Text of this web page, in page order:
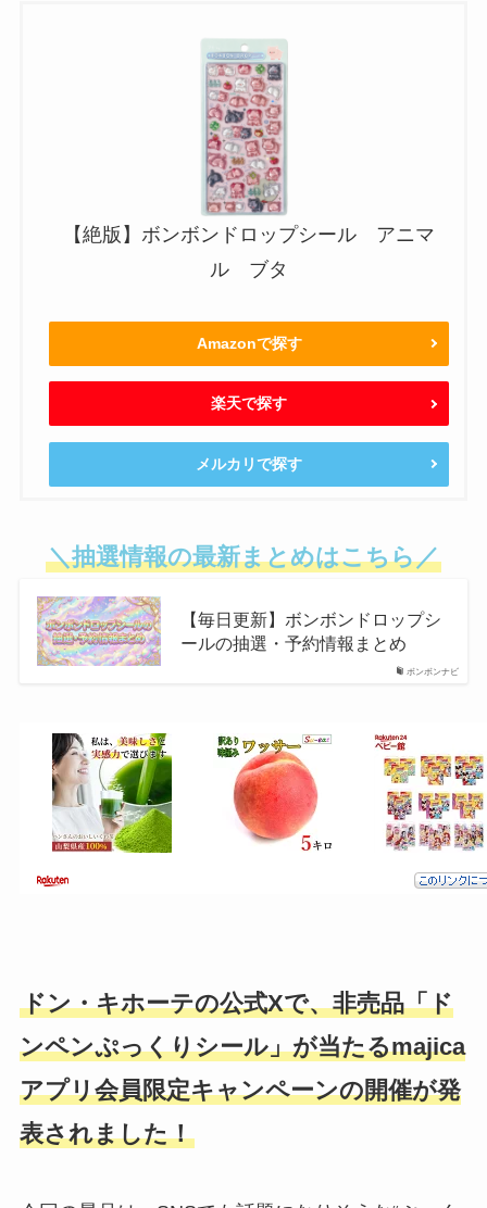
【絶版】ボンボンドロップシール アニマ
ル ブタ
Amazonで探す
楽天で探す
メルカリで探す
＼抽選情報の最新まとめはこちら／
ボンボンナビ
【毎日更新】ボンボンドロップシ
ールの抽選・予約情報まとめ
ドン・キホーテの公式Xで、非売品「ド
ンペンぷっくりシール」が当たるmajica
アプリ会員限定キャンペーンの開催が発
表されました！